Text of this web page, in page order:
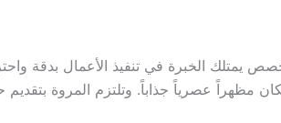
الخبرة في تنفيذ الأعمال بدقة
عصرياً جذاباً. وتلتزم المروة بتقديم